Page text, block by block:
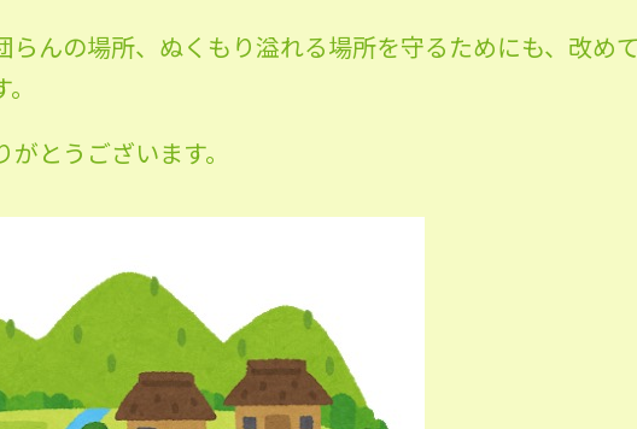
らんの場所、ぬくもり溢れる場所を守るためにも、改め
とうございます。